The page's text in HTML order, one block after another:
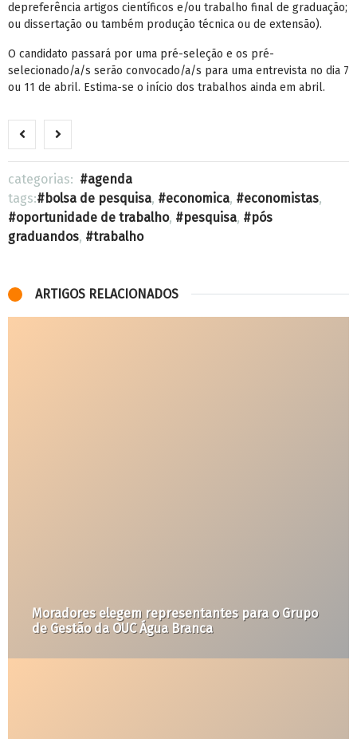
depreferência artigos científicos e/ou trabalho final de graduação;
ou dissertação ou também produção técnica ou de extensão).
O candidato passará por uma pré-seleção e os pré-
selecionado/a/s serão convocado/a/s para uma entrevista no dia 7
ou 11 de abril. Estima-se o início dos trabalhos ainda em abril.
categorias:
agenda
tags:
bolsa de pesquisa, economica, economistas,
oportunidade de trabalho, pesquisa,
pós
graduandos, trabalho
ARTIGOS RELACIONADOS
observaSP visita comunidades ameaçadas de
remoção em Fortaleza